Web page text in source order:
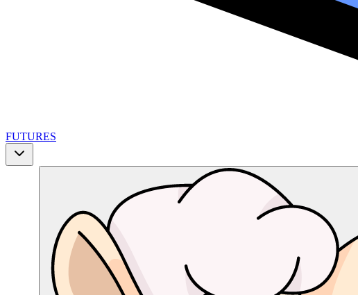
FUTURES